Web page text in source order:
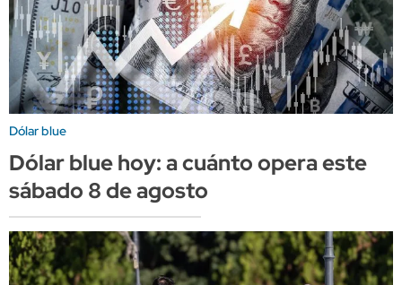
Dólar blue
Dólar blue hoy: a cuánto opera este
sábado 8 de agosto